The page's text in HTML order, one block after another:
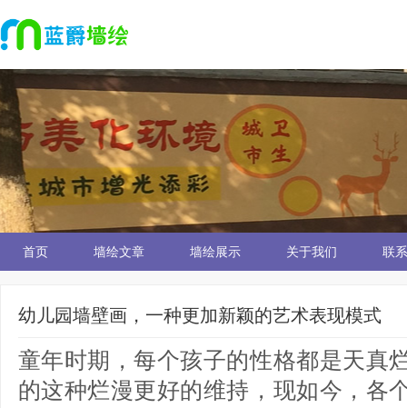
首页 墙绘文章 墙绘展示 关于我们 联
幼儿园墙壁画，一种更加新颖的艺术表现模式
童年时期，每个孩子的性格都是天真
的这种烂漫更好的维持，现如今，各